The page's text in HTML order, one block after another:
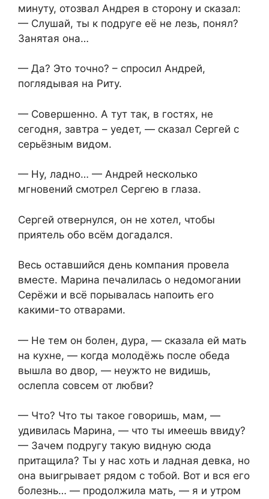
минуту, отозвал Андрея в сторону и сказал:
— Слушай, ты к подруге её не лезь, понял?
Занятая она…
— Да? Это точно? – спросил Андрей,
поглядывая на Риту.
— Совершенно. А тут так, в гостях, не
сегодня, завтра – уедет, — сказал Сергей с
серьёзным видом.
— Ну, ладно… — Андрей несколько
мгновений смотрел Сергею в глаза.
Сергей отвернулся, он не хотел, чтобы
приятель обо всём догадался.
Весь оставшийся день компания провела
вместе. Марина печалилась о недомогании
Серёжи и всё порывалась напоить его
какими-то отварами.
— Не тем он болен, дура, — сказала ей мать
на кухне, — когда молодёжь после обеда
вышла во двор, — неужто не видишь,
ослепла совсем от любви?
— Что? Что ты такое говоришь, мам, —
удивилась Марина, — что ты имеешь ввиду?
— Зачем подругу такую видную сюда
притащила? Ты у нас хоть и ладная девка, но
она выигрывает рядом с тобой. Вот и вся его
болезнь… — продолжила мать, — я и утром